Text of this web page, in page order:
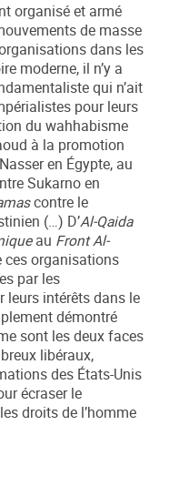
organisé et armé
de masse
dans les
moderne, il n’y a
qui n’ait
pour leurs
du wahhabisme
à la promotion
en Égypte, au
Sukarno en
contre le
(…) D’Al-Qaida
au Front Al-
ces organisations
par les
leurs intérêts dans le
démontré
sont les deux faces
libéraux,
des États-Unis
écraser le
droits de l’homme